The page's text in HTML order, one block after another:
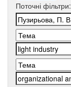
Поточні фільтри: